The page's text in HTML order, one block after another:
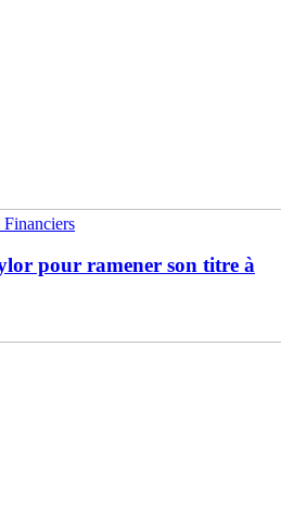
Financiers
pour ramener son titre à